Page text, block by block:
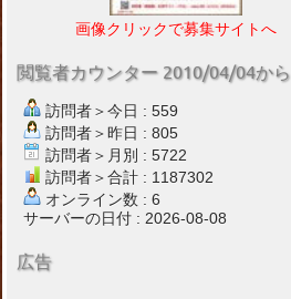
画像クリックで募集サイトへ
閲覧者カウンター 2010/04/04から
訪問者＞今日 : 559
訪問者＞昨日 : 805
訪問者＞月別 : 5722
訪問者＞合計 : 1187302
オンライン数 : 6
サーバーの日付 : 2026-08-08
広告